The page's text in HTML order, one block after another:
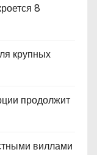
8
крупных
продолжит
виллами